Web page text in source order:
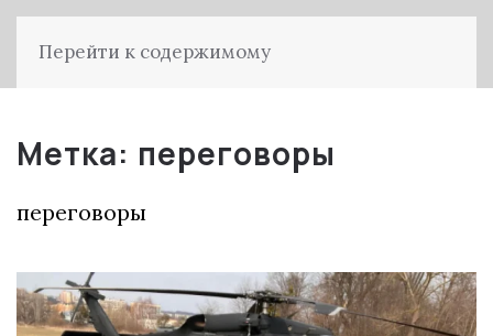
Перейти к содержимому
Метка: переговоры
переговоры